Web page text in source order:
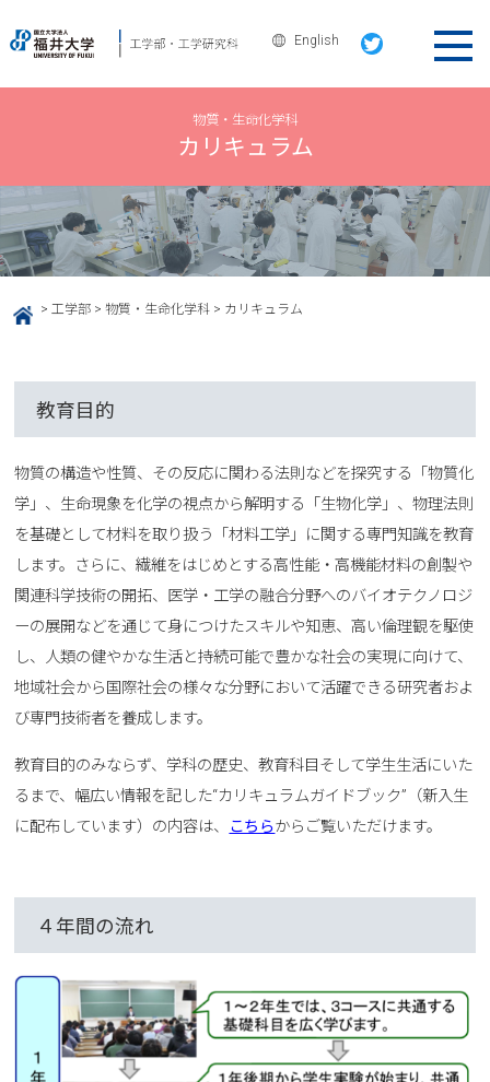
English
物質・生命化学科
カリキュラム
HOME > 工学部> 物質・生命化学科> カリキュラム
教育目的
物質の構造や性質、その反応に関わる法則などを探究する「物質化
学」、生命現象を化学の視点から解明する「生物化学」、物理法則
を基礎として材料を取り扱う「材料工学」に関する専門知識を教育
します。さらに、繊維をはじめとする高性能・高機能材料の創製や
関連科学技術の開拓、医学・工学の融合分野へのバイオテクノロジ
ーの展開などを通じて身につけたスキルや知恵、高い倫理観を駆使
し、人類の健やかな生活と持続可能で豊かな社会の実現に向けて、
地域社会から国際社会の様々な分野において活躍できる研究者およ
び専門技術者を養成します。
教育目的のみならず、学科の歴史、教育科目そして学生生活にいた
るまで、幅広い情報を記した“カリキュラムガイドブック”（新入生
に配布しています）の内容は、 こちらからご覧いただけます。
４年間の流れ